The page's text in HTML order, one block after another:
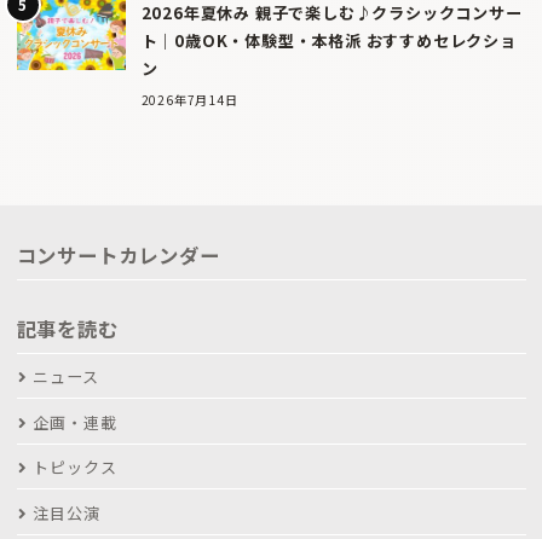
2026年夏休み 親子で楽しむ♪クラシックコンサー
ト｜0歳OK・体験型・本格派 おすすめセレクショ
ン
2026年7月14日
コンサートカレンダー
記事を読む
ニュース
企画・連載
トピックス
注目公演